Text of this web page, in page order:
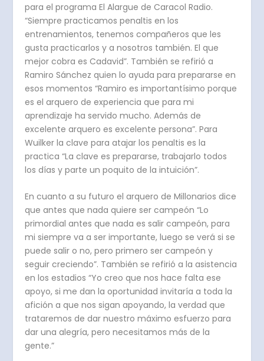
para el programa El Alargue de Caracol Radio.
“Siempre practicamos penaltis en los
entrenamientos, tenemos compañeros que les
gusta practicarlos y a nosotros también. El que
mejor cobra es Cadavid”. También se refirió a
Ramiro Sánchez quien lo ayuda para prepararse en
esos momentos “Ramiro es importantísimo porque
es el arquero de experiencia que para mi
aprendizaje ha servido mucho. Además de
excelente arquero es excelente persona”. Para
Wuilker la clave para atajar los penaltis es la
practica “La clave es prepararse, trabajarlo todos
los días y parte un poquito de la intuición”.
En cuanto a su futuro el arquero de Millonarios dice
que antes que nada quiere ser campeón “Lo
primordial antes que nada es salir campeón, para
mi siempre va a ser importante, luego se verá si se
puede salir o no, pero primero ser campeón y
seguir creciendo”. También se refirió a la asistencia
en los estadios “Yo creo que nos hace falta ese
apoyo, si me dan la oportunidad invitaría a toda la
afición a que nos sigan apoyando, la verdad que
trataremos de dar nuestro máximo esfuerzo para
dar una alegría, pero necesitamos más de la
gente.”